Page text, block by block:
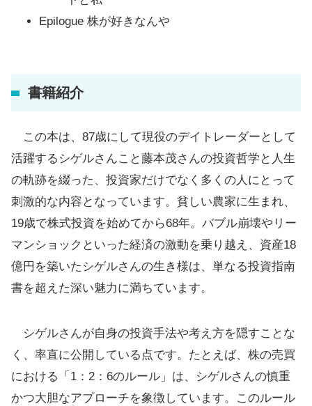
Epilogue 株が好きなんや
書籍紹介
この本は、87歳にして現役のデイトレーダーとして
活躍するシゲルさんこと藤本茂さんの投資哲学と人生
の軌跡を綴った、投資家だけでなく多くの人にとって
刺激的な内容となっています。貧しい農家に生まれ、
19歳で株式投資を始めてから68年。バブル崩壊やリー
マンショックといった経済の激動を乗り越え、資産18
億円を築いたシゲルさんの生き様は、単なる投資指南
書を超えた深い魅力に満ちています。
シゲルさんが自身の投資手法や考え方を隠すことな
く、率直に公開している点です。たとえば、株の売買
における「1：2：6のルール」は、シゲルさんの慎重
かつ大胆なアプローチを象徴しています。このルール